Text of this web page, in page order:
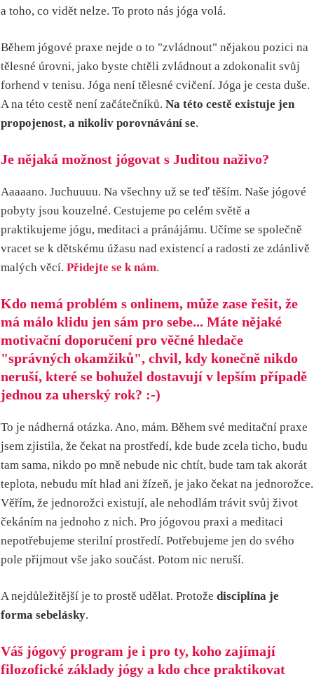
a toho, co vidět nelze. To proto nás jóga volá.
Během jógové praxe nejde o to "zvládnout" nějakou pozici na
tělesné úrovni, jako byste chtěli zvládnout a zdokonalit svůj
forhend v tenisu. Jóga není tělesné cvičení. Jóga je cesta duše.
A na této cestě není začátečníků. Na této cestě existuje jen
propojenost, a nikoliv porovnávání se.
Je nějaká možnost jógovat s Juditou naživo?
Aaaaano. Juchuuuu. Na všechny už se teď těším. Naše jógové
pobyty jsou kouzelné. Cestujeme po celém světě a
praktikujeme jógu, meditaci a pránájámu. Učíme se společně
vracet se k dětskému úžasu nad existencí a radosti ze zdánlivě
malých věcí. Přidejte se k nám.
Kdo nemá problém s onlinem, může zase řešit, že
má málo klidu jen sám pro sebe... Máte nějaké
motivační doporučení pro věčné hledače
"správných okamžiků", chvil, kdy konečně nikdo
neruší, které se bohužel dostavují v lepším případě
jednou za uherský rok? :-)
To je nádherná otázka. Ano, mám. Během své meditační praxe
jsem zjistila, že čekat na prostředí, kde bude zcela ticho, budu
tam sama, nikdo po mně nebude nic chtít, bude tam tak akorát
teplota, nebudu mít hlad ani žízeň, je jako čekat na jednorožce.
Věřím, že jednorožci existují, ale nehodlám trávit svůj život
čekáním na jednoho z nich. Pro jógovou praxi a meditaci
nepotřebujeme sterilní prostředí. Potřebujeme jen do svého
pole přijmout vše jako součást. Potom nic neruší.
A nejdůležitější je to prostě udělat. Protože disciplína je
forma sebelásky.
Váš jógový program je i pro ty, koho zajímají
filozofické základy jógy a kdo chce praktikovat